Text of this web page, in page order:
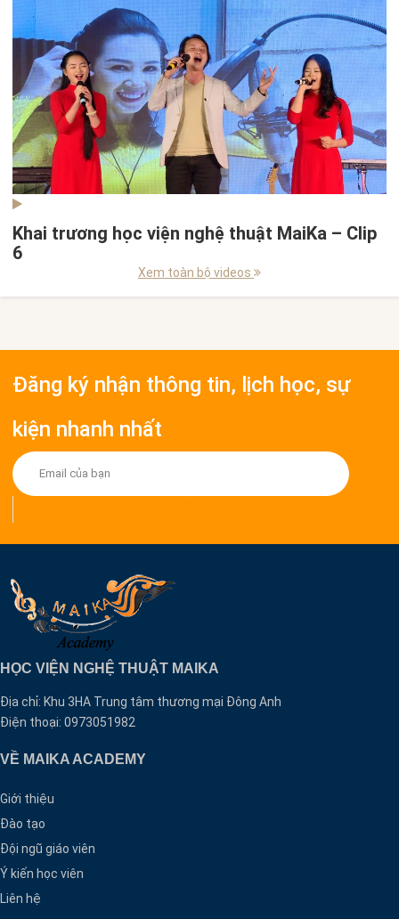
Khai trương học viện nghệ thuật MaiKa – Clip
6
Xem toàn bộ videos
Đăng ký nhận thông tin, lịch học, sự
kiện nhanh nhất
HỌC VIỆN NGHỆ THUẬT MAIKA
Địa chỉ: Khu 3HA Trung tâm thương mại Đông Anh
Điện thoại: 0973051982
VỀ MAIKA ACADEMY
Giới thiệu
Đào tạo
Đội ngũ giáo viên
Ý kiến học viên
Liên hệ